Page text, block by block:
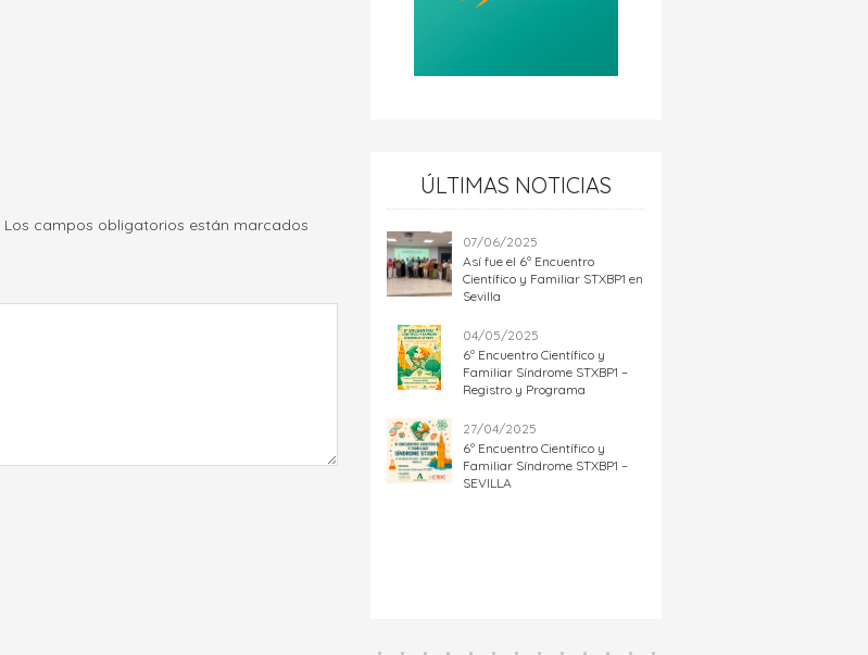
Los campos obligatorios están marcados
ÚLTIMAS NOTICIAS
07/06/2025
Así fue el 6º Encuentro
Científico y Familiar STXBP1 en
Sevilla
04/05/2025
6º Encuentro Científico y
Familiar Síndrome STXBP1 –
Registro y Programa
27/04/2025
6º Encuentro Científico y
Familiar Síndrome STXBP1 –
SEVILLA